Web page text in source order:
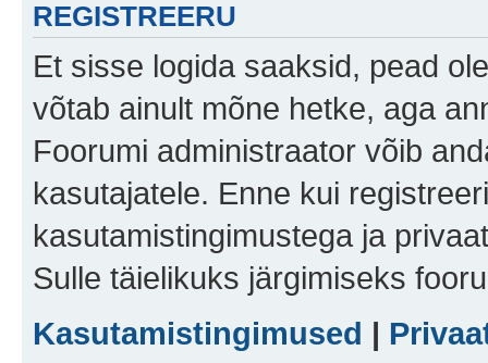
REGISTREERU
Et sisse logida saaksid, pead
võtab ainult mõne hetke, aga
Foorumi administraator võib
kasutajatele. Enne kui
kasutamistingimustega ja
Sulle täielikuks järgimiseks
Kasutamistingimused |